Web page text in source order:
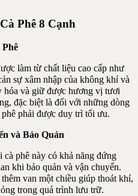
Phê 8 Cạnh
làm từ chất liệu cao cấp như
sự xâm nhập của không khí và
hóa và giữ được hương vị tươi
đặc biệt là đối với những dòng
phải được duy trì tối ưu.
và Bảo Quản
phê này có khả năng đứng
khi bảo quản và vận chuyển.
van một chiều giúp thoát khí,
trong quá trình lưu trữ.